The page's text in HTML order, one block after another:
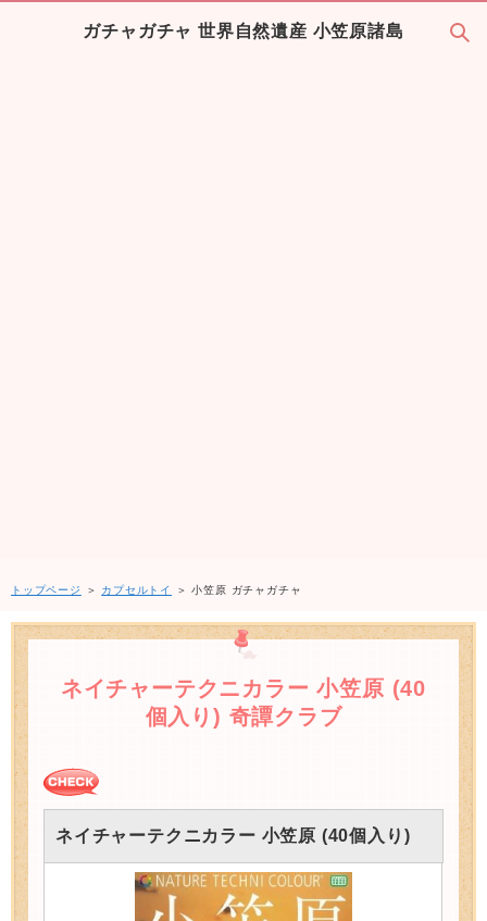
ガチャガチャ 世界自然遺産 小笠原諸島
トップページ ＞ カプセルトイ ＞ 小笠原 ガチャガチャ
ネイチャーテクニカラー 小笠原 (40
個入り) 奇譚クラブ
ネイチャーテクニカラー 小笠原 (40個入り)